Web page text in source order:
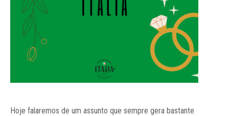
Hoje falaremos de um assunto que sempre gera bastante